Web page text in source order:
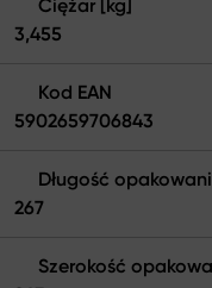
Ciężar [kg]
3,455
Kod EAN
5902659706843
Długość
267
Szerokość